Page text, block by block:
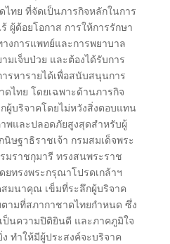
ทย ที่จัดเป็นภารกิจหลักในการ
ผู้ด้อยโอกาส การให้การรักษา
งการแพทย์และการพยาบาล
มเจ็บป่วย และต้องได้รับการ
รหารายได้เพื่อสนับสนุนการ
ไทย โดยเฉพาะด้านภารกิจ
ผู้บริจาคโดยไม่หวังสิ่งตอบแทน
พและปลอดภัยสูงสุดสำหรับผู้
ษฐาธิราชเจ้า กรมสมเด็จพระ
มราชกุมารี ทรงสนพระราช
ทรงพระกรุณาโปรดเกล้าฯ
มนาคุณ เข็มที่ระลึกผู้บริจาค
ามที่สภากาชาดไทยกำหนด ซึ่ง
ป็นความปิติยินดี และภาคภูมิใจ
ทำให้มีผู้ประสงค์จะบริจาค